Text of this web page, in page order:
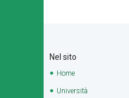
Nel sito
Home
Università